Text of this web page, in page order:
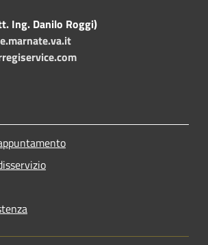
Ing. Danilo Roggi)